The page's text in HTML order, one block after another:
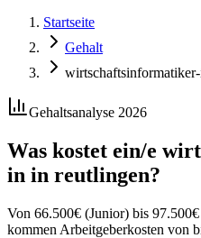
Startseite
Gehalt
Gehaltsanalyse 2026
Was kostet ein/e
in in reutlingen?
Von 66.500€ (Junior) bis 97.500€
kommen Arbeitgeberkosten von